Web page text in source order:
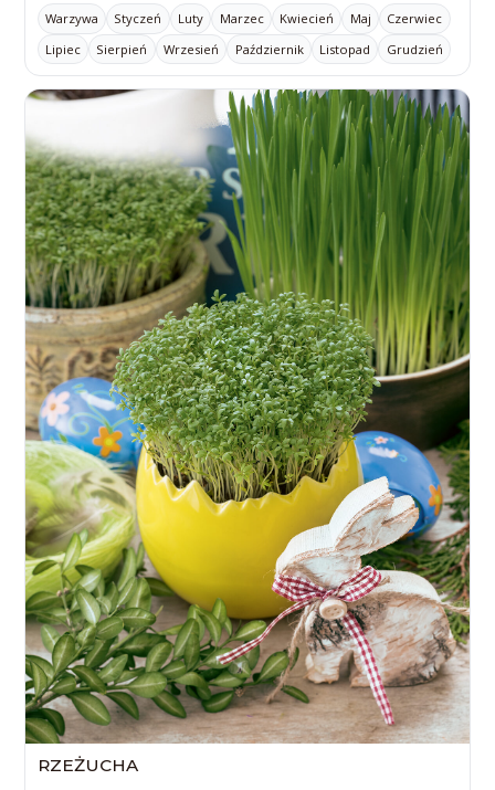
Warzywa Styczeń Luty Marzec Kwiecień Maj
Czerwiec
Lipiec
Sierpień Wrzesień Październik Listopad Grudzień
RZEŻUCHA